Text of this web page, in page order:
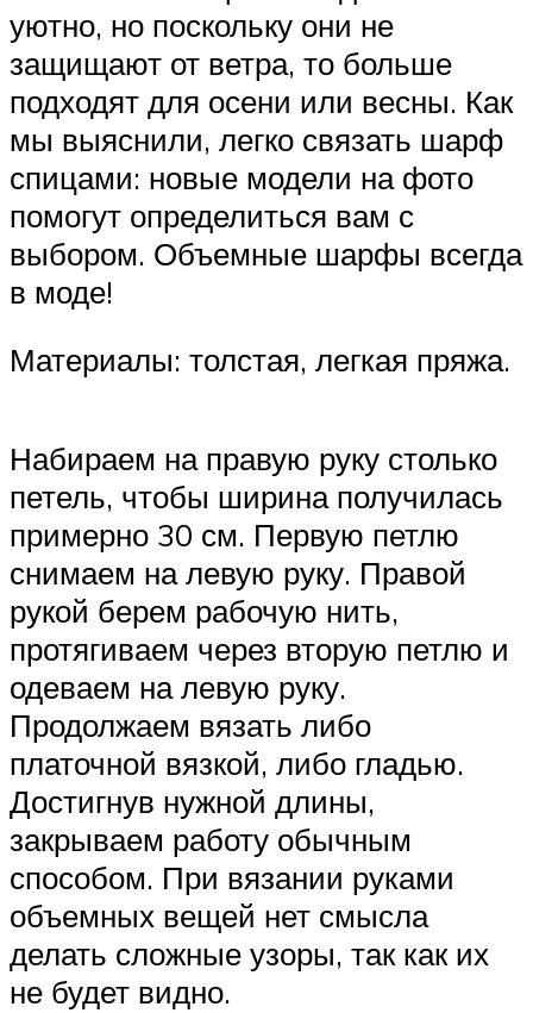
уютно, но поскольку они не
защищают от ветра, то больше
подходят для осени или весны. Как
мы выяснили, легко связать шарф
спицами: новые модели на фото
помогут определиться вам с
выбором. Объемные шарфы всегда
в моде!
Материалы: толстая, легкая пряжа.
Набираем на правую руку столько
петель, чтобы ширина получилась
примерно 30 см. Первую петлю
снимаем на левую руку. Правой
рукой берем рабочую нить,
протягиваем через вторую петлю и
одеваем на левую руку.
Продолжаем вязать либо
платочной вязкой, либо гладью.
Достигнув нужной длины,
закрываем работу обычным
способом. При вязании руками
объемных вещей нет смысла
делать сложные узоры, так как их
не будет видно.